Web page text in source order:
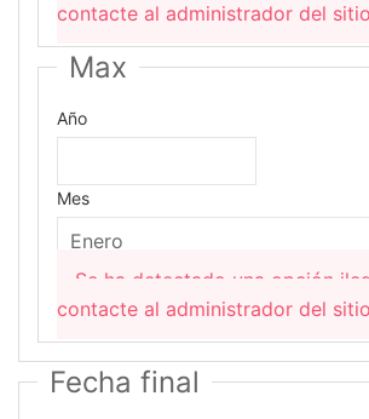
contacte al administrador del
Max
Año
Mes
Se ha detectado una opción
contacte al administrador del
Fecha final